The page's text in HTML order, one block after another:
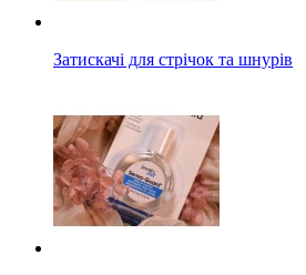
Затискачі для стрічок та шнурів